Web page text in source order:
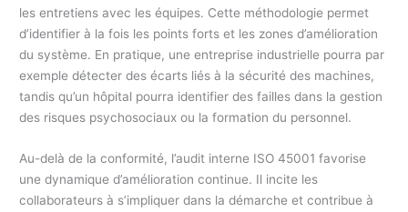
les entretiens avec les équipes. Cette méthodologie permet
d’identifier à la fois les points forts et les zones d’amélioration
du système. En pratique, une entreprise industrielle pourra par
exemple détecter des écarts liés à la sécurité des machines,
tandis qu’un hôpital pourra identifier des failles dans la gestion
des risques psychosociaux ou la formation du personnel.
Au-delà de la conformité, l’audit interne ISO 45001 favorise
une dynamique d’amélioration continue. Il incite les
collaborateurs à s’impliquer dans la démarche et contribue à